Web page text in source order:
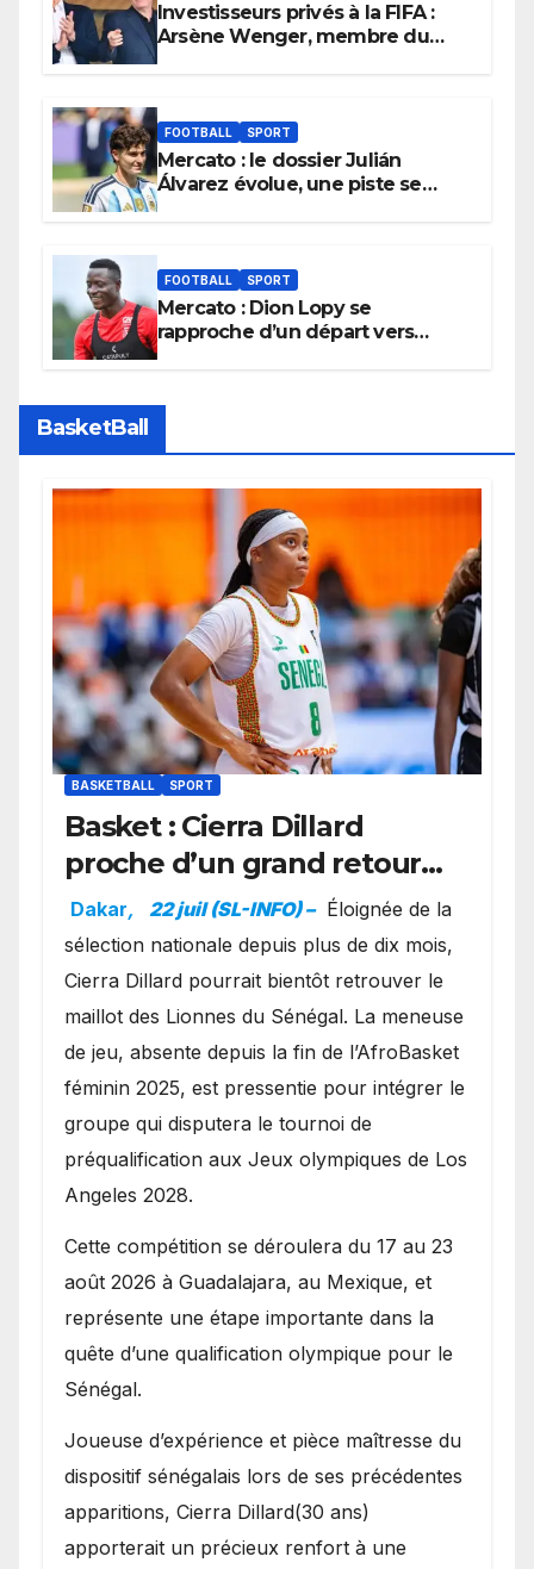
Investisseurs privés à la FIFA :
Arsène Wenger, membre du
FOOTBALL SPORT
Mercato : le dossier Julián
Álvarez évolue, une piste se
FOOTBALL SPORT
Mercato : Dion Lopy se
rapproche d’un départ vers
BasketBall
BASKETBALL SPORT
Basket : Cierra Dillard
proche d’un grand retour
avec les Lionnes ?
Dakar, 22 juil (SL-INFO) – Éloignée de la
sélection nationale depuis plus de dix mois,
Cierra Dillard pourrait bientôt retrouver le
maillot des Lionnes du Sénégal. La meneuse
de jeu, absente depuis la fin de l’AfroBasket
féminin 2025, est pressentie pour intégrer le
groupe qui disputera le tournoi de
préqualification aux Jeux olympiques de Los
Angeles 2028.
Cette compétition se déroulera du 17 au 23
août 2026 à Guadalajara, au Mexique, et
représente une étape importante dans la
quête d’une qualification olympique pour le
Sénégal.
Joueuse d’expérience et pièce maîtresse du
dispositif sénégalais lors de ses précédentes
apparitions, Cierra Dillard(30 ans)
apporterait un précieux renfort à une